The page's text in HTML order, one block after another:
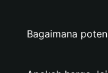
Bagaimana